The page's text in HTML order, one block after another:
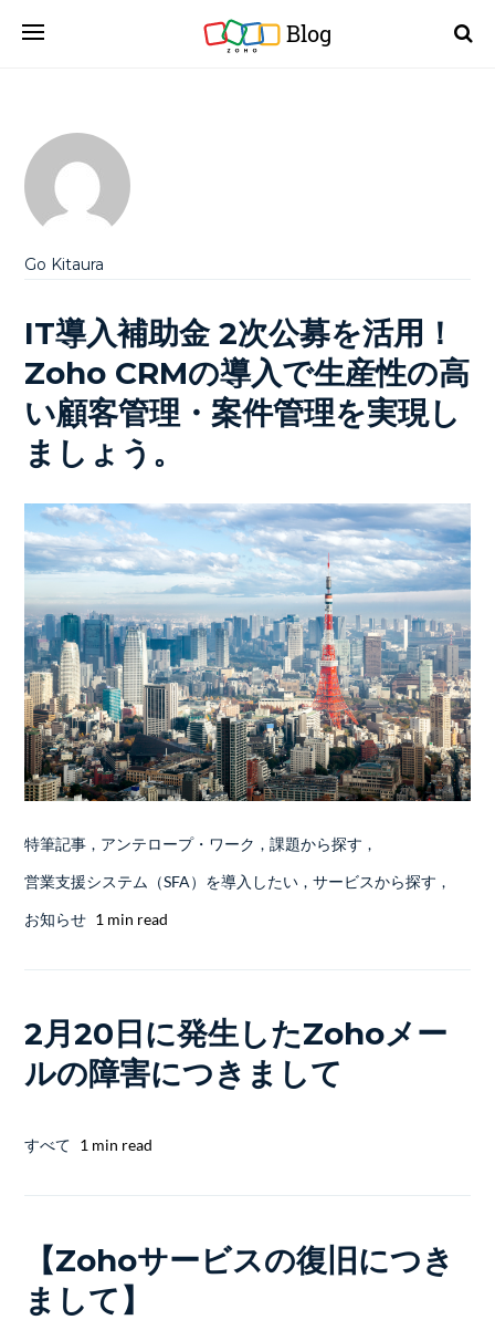
Blog
Go Kitaura
IT導入補助金 2次公募を活用！
Zoho CRMの導入で生産性の高
い顧客管理・案件管理を実現し
ましょう。
特筆記事 , アンテロープ・ワーク , 課題から探す ,
営業支援システム（SFA）を導入したい , サービスから探す ,
お知らせ 1 min read
2月20日に発生したZohoメー
ルの障害につきまして
すべて 1 min read
【Zohoサービスの復旧につき
まして】